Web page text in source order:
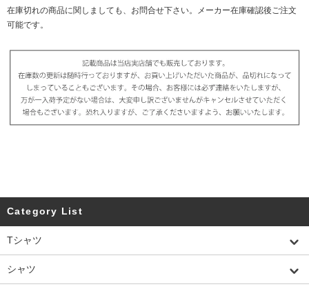
在庫切れの商品に関しましても、お問合せ下さい。メーカー在庫確認後ご注文
可能です。
Category List
Tシャツ
シャツ